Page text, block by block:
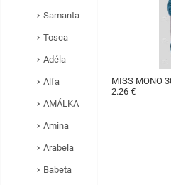
Samanta
Tosca
Adéla
Alfa
AMÁLKA
Amina
Arabela
Babeta
MISS MONO
2.26 €